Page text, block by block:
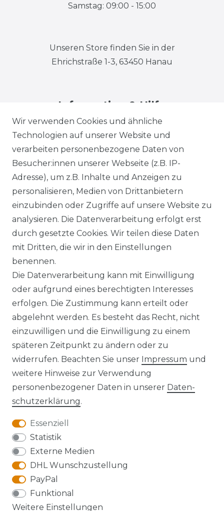
Wir verwenden Cookies und ähnliche
Technologien auf unserer Website und
verarbeiten personenbezogene Daten von
Besucher:innen unserer Webseite (z.B. IP-
Adresse), um z.B. Inhalte und Anzeigen zu
personalisieren, Medien von Drittanbietern
einzubinden oder Zugriffe auf unsere Website zu
analysieren. Die Datenverarbeitung erfolgt erst
durch gesetzte Cookies. Wir teilen diese Daten
mit Dritten, die wir in den Einstellungen
benennen.
Die Datenverarbeitung kann mit Einwilligung
oder aufgrund eines berechtigten Interesses
erfolgen. Die Zustimmung kann erteilt oder
abgelehnt werden. Es besteht das Recht, nicht
einzuwilligen und die Einwilligung zu einem
späteren Zeitpunkt zu ändern oder zu
widerrufen. Beachten Sie unser Impressum und
weitere Hinweise zur Verwendung
personenbezogener Daten in unserer Daten­
schutz­erklärung.
Essenziell
Statistik
Externe Medien
DHL Wunschzustellung
PayPal
Funktional
Weitere Einstellungen
Samstag: 09:00 - 15:00
Unseren Store finden Sie in der
Ehrichstraße 1-3, 63450 Hanau
Information & Hilfe
Impressum Daten­schutz­erklärung
AGB Barrierefreiheitserklärung
Widerrufs­recht
VERTRAG WIDERRUFEN Kontakt
Die Karte kann aufgrund ihrer
Datenschutzeinstellungen nicht angezeigt